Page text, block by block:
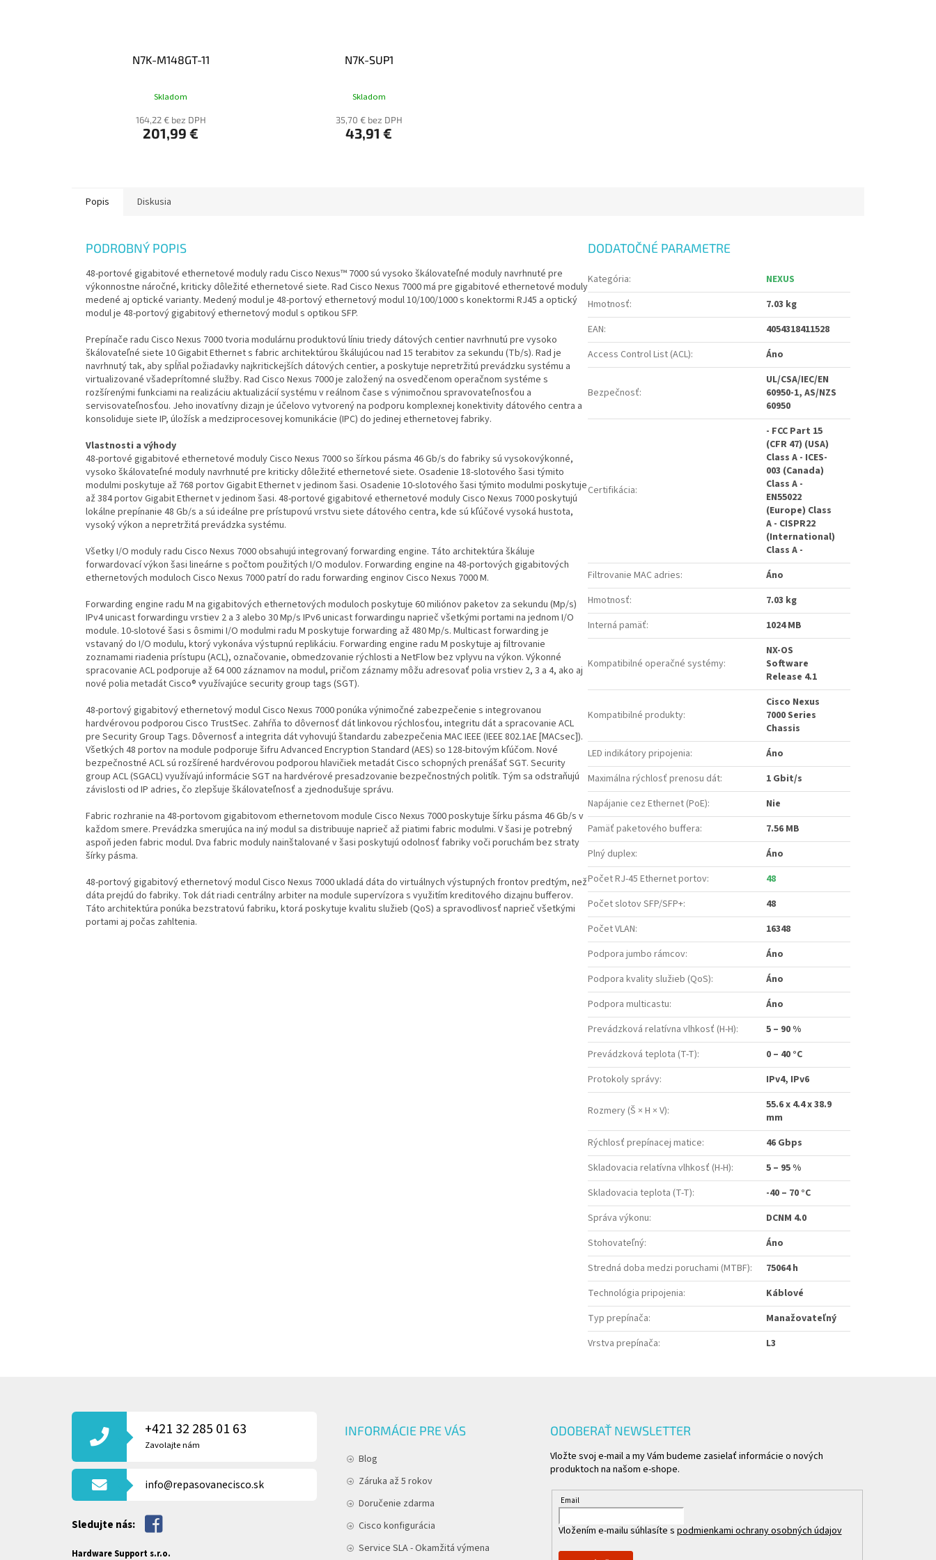
N7K-M148GT-11
Skladom
164,22 € bez DPH
201,99 €
N7K-SUP1
Skladom
35,70 € bez DPH
43,91 €
Popis Diskusia
PODROBNÝ POPIS
48-portové gigabitové ethernetové moduly radu Cisco Nexus™ 7000 sú vysoko škálovateľné moduly navrhnuté pre
výkonnostne náročné, kriticky dôležité ethernetové siete. Rad Cisco Nexus 7000 má pre gigabitové ethernetové moduly
medené aj optické varianty. Medený modul je 48-portový ethernetový modul 10/100/1000 s konektormi RJ45 a optický
modul je 48-portový gigabitový ethernetový modul s optikou SFP.
Prepínače radu Cisco Nexus 7000 tvoria modulárnu produktovú líniu triedy dátových centier navrhnutú pre vysoko
škálovateľné siete 10 Gigabit Ethernet s fabric architektúrou škálujúcou nad 15 terabitov za sekundu (Tb/s). Rad je
navrhnutý tak, aby spĺňal požiadavky najkritickejších dátových centier, a poskytuje nepretržitú prevádzku systému a
virtualizované všadeprítomné služby. Rad Cisco Nexus 7000 je založený na osvedčenom operačnom systéme s
rozšírenými funkciami na realizáciu aktualizácií systému v reálnom čase s výnimočnou spravovateľnosťou a
servisovateľnosťou. Jeho inovatívny dizajn je účelovo vytvorený na podporu komplexnej konektivity dátového centra a
konsoliduje siete IP, úložísk a medziprocesovej komunikácie (IPC) do jedinej ethernetovej fabriky.
Vlastnosti a výhody
48-portové gigabitové ethernetové moduly Cisco Nexus 7000 so šírkou pásma 46 Gb/s do fabriky sú vysokovýkonné,
vysoko škálovateľné moduly navrhnuté pre kriticky dôležité ethernetové siete. Osadenie 18-slotového šasi týmito
modulmi poskytuje až 768 portov Gigabit Ethernet v jedinom šasi. Osadenie 10-slotového šasi týmito modulmi poskytuje
až 384 portov Gigabit Ethernet v jedinom šasi. 48-portové gigabitové ethernetové moduly Cisco Nexus 7000 poskytujú
lokálne prepínanie 48 Gb/s a sú ideálne pre prístupovú vrstvu siete dátového centra, kde sú kľúčové vysoká hustota,
vysoký výkon a nepretržitá prevádzka systému.
Všetky I/O moduly radu Cisco Nexus 7000 obsahujú integrovaný forwarding engine. Táto architektúra škáluje
forwardovací výkon šasi lineárne s počtom použitých I/O modulov. Forwarding engine na 48-portových gigabitových
ethernetových moduloch Cisco Nexus 7000 patrí do radu forwarding enginov Cisco Nexus 7000 M.
Forwarding engine radu M na gigabitových ethernetových moduloch poskytuje 60 miliónov paketov za sekundu (Mp/s)
IPv4 unicast forwardingu vrstiev 2 a 3 alebo 30 Mp/s IPv6 unicast forwardingu naprieč všetkými portami na jednom I/O
module. 10-slotové šasi s ôsmimi I/O modulmi radu M poskytuje forwarding až 480 Mp/s. Multicast forwarding je
vstavaný do I/O modulu, ktorý vykonáva výstupnú replikáciu. Forwarding engine radu M poskytuje aj filtrovanie
zoznamami riadenia prístupu (ACL), označovanie, obmedzovanie rýchlosti a NetFlow bez vplyvu na výkon. Výkonné
spracovanie ACL podporuje až 64 000 záznamov na modul, pričom záznamy môžu adresovať polia vrstiev 2, 3 a 4, ako aj
nové polia metadát Cisco® využívajúce security group tags (SGT).
48-portový gigabitový ethernetový modul Cisco Nexus 7000 ponúka výnimočné zabezpečenie s integrovanou
hardvérovou podporou Cisco TrustSec. Zahŕňa to dôvernosť dát linkovou rýchlosťou, integritu dát a spracovanie ACL
pre Security Group Tags. Dôvernosť a integrita dát vyhovujú štandardu zabezpečenia MAC IEEE (IEEE 802.1AE [MACsec]).
Všetkých 48 portov na module podporuje šifru Advanced Encryption Standard (AES) so 128-bitovým kľúčom. Nové
bezpečnostné ACL sú rozšírené hardvérovou podporou hlavičiek metadát Cisco schopných prenášať SGT. Security
group ACL (SGACL) využívajú informácie SGT na hardvérové presadzovanie bezpečnostných politík. Tým sa odstraňujú
závislosti od IP adries, čo zlepšuje škálovateľnosť a zjednodušuje správu.
Fabric rozhranie na 48-portovom gigabitovom ethernetovom module Cisco Nexus 7000 poskytuje šírku pásma 46 Gb/s v
každom smere. Prevádzka smerujúca na iný modul sa distribuuje naprieč až piatimi fabric modulmi. V šasi je potrebný
aspoň jeden fabric modul. Dva fabric moduly nainštalované v šasi poskytujú odolnosť fabriky voči poruchám bez straty
šírky pásma.
48-portový gigabitový ethernetový modul Cisco Nexus 7000 ukladá dáta do virtuálnych výstupných frontov predtým, než
dáta prejdú do fabriky. Tok dát riadi centrálny arbiter na module supervízora s využitím kreditového dizajnu bufferov.
Táto architektúra ponúka bezstratovú fabriku, ktorá poskytuje kvalitu služieb (QoS) a spravodlivosť naprieč všetkými
portami aj počas zahltenia.
DODATOČNÉ PARAMETRE
Kategória:
NEXUS
Hmotnosť:
7.03 kg
EAN:
4054318411528
Access Control List (ACL): Áno
Bezpečnosť:
UL/CSA/IEC/EN
60950-1, AS/NZS
60950
Certifikácia:
- FCC Part 15
(CFR 47) (USA)
Class A - ICES-
003 (Canada)
Class A -
EN55022
(Europe) Class
A - CISPR22
(International)
Class A -
Filtrovanie MAC adries:
Áno
Hmotnosť:
7.03 kg
Interná pamäť: 1024 MB
Kompatibilné operačné systémy:
NX-OS
Software
Release 4.1
Kompatibilné produkty:
Cisco Nexus
7000 Series
Chassis
LED indikátory pripojenia:
Áno
Maximálna rýchlosť prenosu dát:
1 Gbit/s
Napájanie cez Ethernet (PoE):
Nie
Pamäť paketového buffera:
7.56 MB
Plný duplex:
Áno
Počet RJ-45 Ethernet portov:
48
Počet slotov SFP/SFP+:
48
Počet VLAN:
16348
Podpora jumbo rámcov:
Áno
Podpora kvality služieb (QoS):
Áno
Podpora multicastu:
Áno
Prevádzková relatívna vlhkosť (H-H):
5 – 90 %
Prevádzková teplota (T-T):
0 – 40 °C
Protokoly správy: IPv4, IPv6
Rozmery (Š × H × V):
55.6 x 4.4 x 38.9
mm
Rýchlosť prepínacej matice:
46 Gbps
Skladovacia relatívna vlhkosť (H-H):
5 – 95 %
Skladovacia teplota (T-T):
-40 – 70 °C
Správa výkonu:
DCNM 4.0
Stohovateľný:
Áno
Stredná doba medzi poruchami (MTBF):
75064 h
Technológia pripojenia:
Káblové
Typ prepínača:
Manažovateľný
Vrstva prepínača: L3
+421 32 285 01 63
Zavolajte nám
info@repasovanecisco.sk
Sledujte nás:
Hardware Support s.r.o.
INFORMÁCIE PRE VÁS
Blog
Záruka až 5 rokov
Doručenie zdarma
Cisco konfigurácia
Service SLA - Okamžitá výmena
ODOBERAŤ NEWSLETTER
Vložte svoj e-mail a my Vám budeme zasielať informácie o nových
produktoch na našom e-shope.
Email
Vložením e-mailu súhlasíte s podmienkami ochrany osobných údajov